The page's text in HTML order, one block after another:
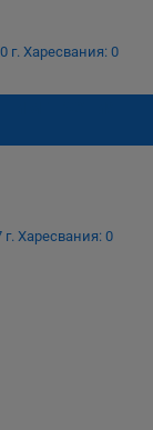
г. Харесвания: 0
г. Харесвания: 0